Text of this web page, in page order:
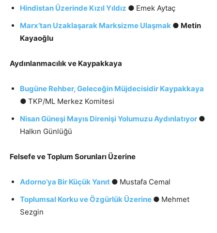
Hindistan Üzerinde Kızıl Yıldız ● Emek Aytaç
Marx’tan Uzaklaşarak Marksizme Ulaşmak ● Metin
Kayaoğlu
Aydınlanmacılık ve Kaypakkaya
Bugüne Rehber, Geleceğin Müjdecisidir Kaypakkaya
● TKP/ML Merkez Komitesi
Nisan Güneşi Mayıs Direnişi Yolumuzu Aydınlatıyor ●
Halkın Günlüğü
Felsefe ve Toplum Sorunları Üzerine
Adorno’ya Bir Küçük Yanıt ● Mustafa Cemal
Toplumsal Korku ve Özgürlük Üzerine ● Mehmet
Sezgin